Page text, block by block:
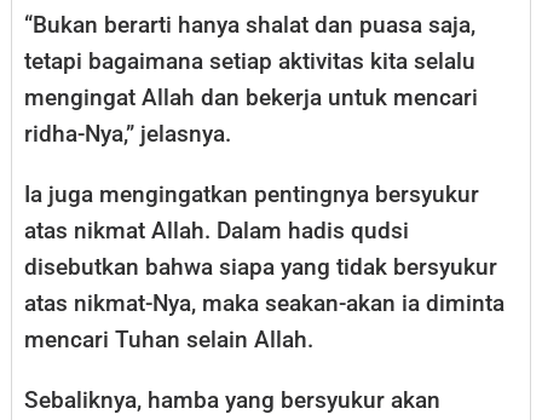
“Bukan berarti hanya shalat dan puasa saja,
tetapi bagaimana setiap aktivitas kita selalu
mengingat Allah dan bekerja untuk mencari
ridha-Nya,” jelasnya.
Ia juga mengingatkan pentingnya bersyukur
atas nikmat Allah. Dalam hadis qudsi
disebutkan bahwa siapa yang tidak bersyukur
atas nikmat-Nya, maka seakan-akan ia diminta
mencari Tuhan selain Allah.
Sebaliknya, hamba yang bersyukur akan